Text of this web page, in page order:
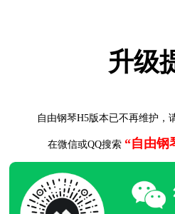
升级
自由钢琴H5版本已不再维护，
在微信或QQ搜索 “自由钢